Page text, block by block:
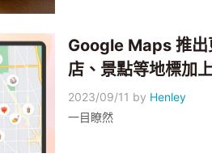
Google Maps 推出
店、景點等地標加
2023/09/11 by Henley
一目瞭然